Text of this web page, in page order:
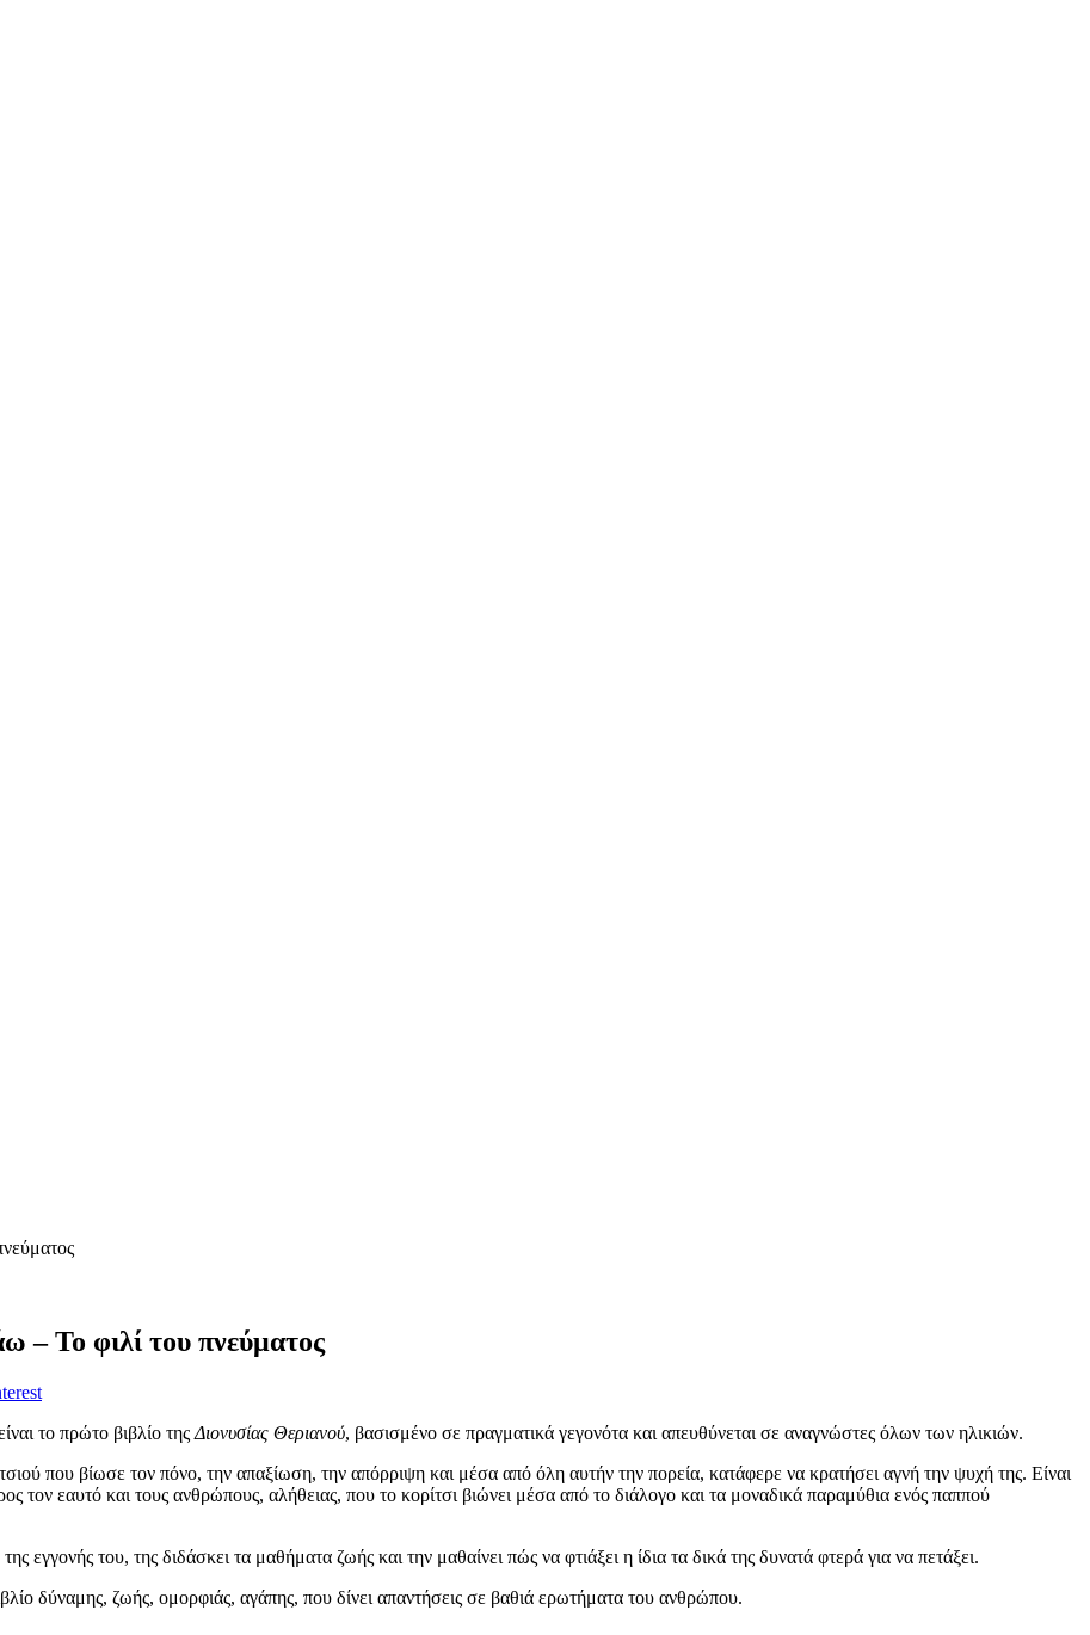
– Το φιλί του πνεύματος
το πρώτο βιβλίο τηςΔιονυσίας Θεριανού, βασισμένο σε πραγματικά γεγονότα και απευθύνεται σε αναγνώστες όλων των ηλικιών.
που βίωσε τον πόνο, την απαξίωση, την απόρριψη και μέσα από όλη αυτήν την πορεία, κατάφερε να κρατήσει αγνή την ψυχή της. Είναι
τον εαυτό και τους ανθρώπους, αλήθειας, που το κορίτσι βιώνει μέσα από το διάλογο και τα μοναδικά παραμύθια ενός παππού
του, της διδάσκει τα μαθήματα ζωής και την μαθαίνει πώς να φτιάξει η ίδια τα δικά της δυνατά φτερά για να πετάξει.
δύναμης, ζωής, ομορφιάς, αγάπης, που δίνει απαντήσεις σε βαθιά ερωτήματα του ανθρώπου.